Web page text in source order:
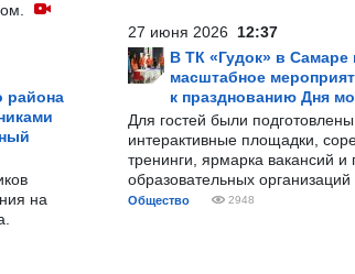
района
на
27 июня 2026 12:37
В ТК «Гудок» в Самаре
масштабное
к празднованию Дня
Для гостей были
интерактивные площадки,
тренинги, ярмарка вакансий и
образовательных
Общество 2948